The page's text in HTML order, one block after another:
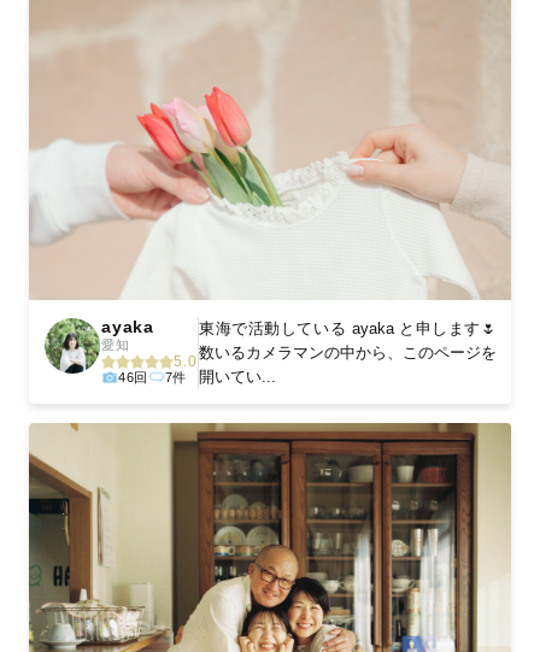
ayaka
愛知
5.0
46回 7件
東海で活動している ayaka と申します🌷
数いるカメラマンの中から、このページを
開いてい...